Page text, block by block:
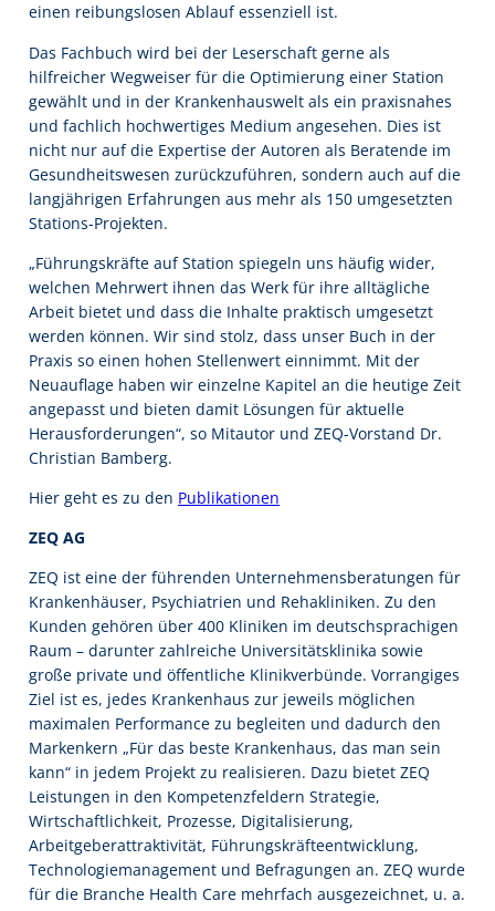
einen reibungslosen Ablauf essenziell ist.
Das Fachbuch wird bei der Leserschaft gerne als
hilfreicher Wegweiser für die Optimierung einer Station
gewählt und in der Krankenhauswelt als ein praxisnahes
und fachlich hochwertiges Medium angesehen. Dies ist
nicht nur auf die Expertise der Autoren als Beratende im
Gesundheitswesen zurückzuführen, sondern auch auf die
langjährigen Erfahrungen aus mehr als 150 umgesetzten
Stations-Projekten.
„Führungskräfte auf Station spiegeln uns häufig wider,
welchen Mehrwert ihnen das Werk für ihre alltägliche
Arbeit bietet und dass die Inhalte praktisch umgesetzt
werden können. Wir sind stolz, dass unser Buch in der
Praxis so einen hohen Stellenwert einnimmt. Mit der
Neuauflage haben wir einzelne Kapitel an die heutige Zeit
angepasst und bieten damit Lösungen für aktuelle
Herausforderungen“, so Mitautor und ZEQ-Vorstand Dr.
Christian Bamberg.
Hier geht es zu den Publikationen
ZEQ AG
ZEQ ist eine der führenden Unternehmensberatungen für
Krankenhäuser, Psychiatrien und Rehakliniken. Zu den
Kunden gehören über 400 Kliniken im deutschsprachigen
Raum – darunter zahlreiche Universitätsklinika sowie
große private und öffentliche Klinikverbünde. Vorrangiges
Ziel ist es, jedes Krankenhaus zur jeweils möglichen
maximalen Performance zu begleiten und dadurch den
Markenkern „Für das beste Krankenhaus, das man sein
kann“ in jedem Projekt zu realisieren. Dazu bietet ZEQ
Leistungen in den Kompetenzfeldern Strategie,
Wirtschaftlichkeit, Prozesse, Digitalisierung,
Arbeitgeberattraktivität, Führungskräfteentwicklung,
Technologiemanagement und Befragungen an. ZEQ wurde
für die Branche Health Care mehrfach ausgezeichnet, u. a.